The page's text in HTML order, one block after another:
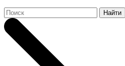
Найти